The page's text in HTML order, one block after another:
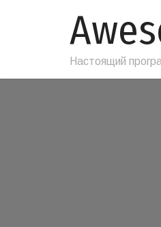
Настоящий